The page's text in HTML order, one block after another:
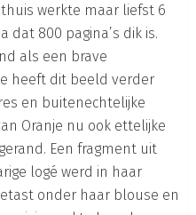
werkte maar liefst 6
dat 800 pagina’s dik is.
als een brave
heeft dit beeld verder
en buitenechtelijke
Oranje nu ook ettelijke
Een fragment uit
logé werd in haar
onder haar blouse en